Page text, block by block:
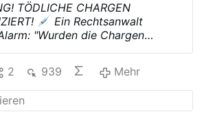
TÖDLICHE CHARGEN
Ein Rechtsanwalt
"Wurden die Chargen
Todes-Chargen zurückgerufen
gegenüber der
1. Charge EM0477: 79
direkt nach Verabreichung, 234
2 939 Mehr